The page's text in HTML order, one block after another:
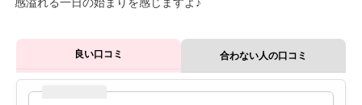
良い口コミ 合わない人の口コミ